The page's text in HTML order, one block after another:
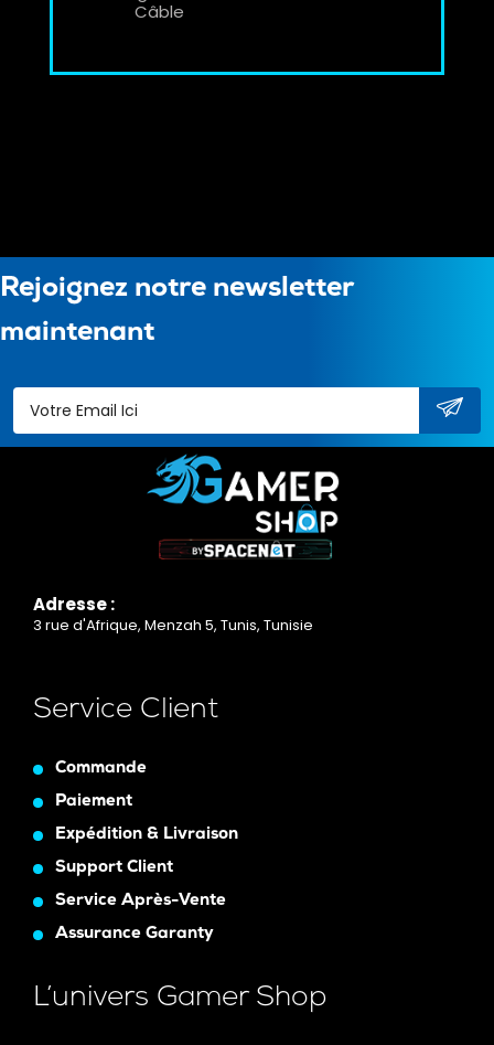
Câble
Rejoignez notre newsletter
maintenant
Adresse :
3 rue d'Afrique, Menzah 5, Tunis, Tunisie
Service Client
Commande
Paiement
Expédition & Livraison
Support Client
Service Après-Vente
Assurance Garanty
L’univers Gamer Shop